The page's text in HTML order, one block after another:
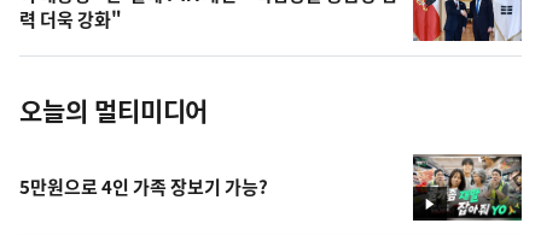
사
진
력 더욱 강화"
오늘의 멀티미디어
영
5만원으로 4인 가족 장보기 가능?